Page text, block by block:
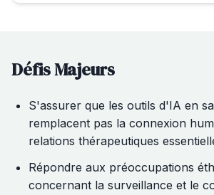
Défis Majeurs
S'assurer que les outils d'IA en
remplacent pas la connexion
relations thérapeutiques
Répondre aux préoccupations
concernant la surveillance et le